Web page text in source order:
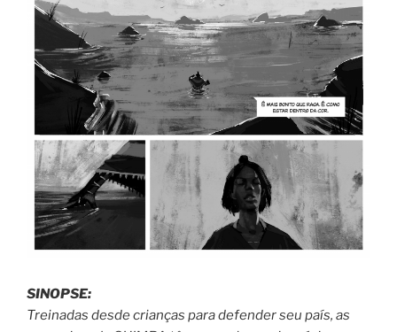
SINOPSE:
Treinadas desde crianças para defender seu país, as